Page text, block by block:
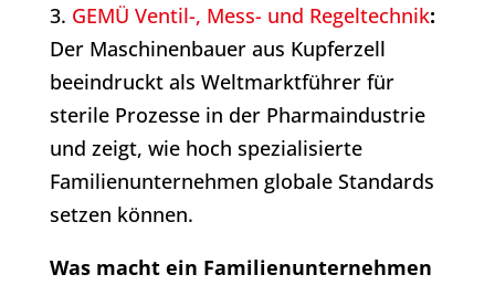
3. GEMÜ Ventil-, Mess- und Regeltechnik:
Der Maschinenbauer aus Kupferzell
beeindruckt als Weltmarktführer für
sterile Prozesse in der Pharmaindustrie
und zeigt, wie hoch spezialisierte
Familienunternehmen globale Standards
setzen können.
Was macht ein Familienunternehmen